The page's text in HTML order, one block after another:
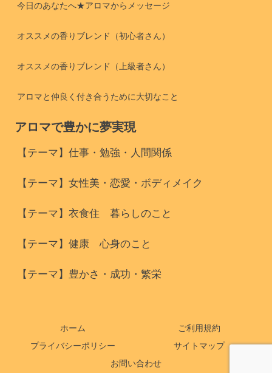
今日のあなたへ★アロマからメッセージ
オススメの香りブレンド（初心者さん）
オススメの香りブレンド（上級者さん）
アロマと仲良く付き合うために大切なこと
アロマで豊かに夢実現
【テーマ】仕事・勉強・人間関係
【テーマ】女性美・恋愛・ボディメイク
【テーマ】衣食住 暮らしのこと
【テーマ】健康 心身のこと
【テーマ】豊かさ・成功・繁栄
ホーム
ご利用規約
プライバシーポリシー
サイトマップ
お問い合わせ